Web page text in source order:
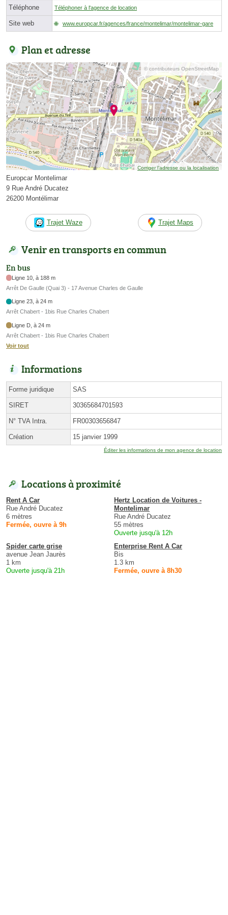
Téléphone Téléphoner à l'agence de location
Site web www.europcar.fr/agences/france/montelimar/montelimar-gare
Plan et adresse
© contributeurs OpenStreetMap
Corriger l’adresse ou la localisation
Europcar Montelimar
9 Rue André Ducatez
26200 Montélimar
Trajet Waze Trajet Maps
Venir en transports en commun
En bus
Ligne 10, à 188 m
Arrêt De Gaulle (Quai 3) - 17 Avenue Charles de Gaulle
Ligne 23, à 24 m
Arrêt Chabert - 1bis Rue Charles Chabert
Ligne D, à 24 m
Arrêt Chabert - 1bis Rue Charles Chabert
Voir tout
Informations
Forme juridique SAS
SIRET 30365684701593
N° TVA Intra. FR00303656847
Création 15 janvier 1999
Éditer les informations de mon agence de location
Locations à proximité
Rent A Car
Rue André Ducatez
6 mètres
Fermée, ouvre à 9h
Hertz Location de Voitures -
Montelimar
Rue André Ducatez
55 mètres
Ouverte jusqu'à 12h
Spider carte grise
avenue Jean Jaurès
1 km
Ouverte jusqu'à 21h
Enterprise Rent A Car
Bis
1.3 km
Fermée, ouvre à 8h30